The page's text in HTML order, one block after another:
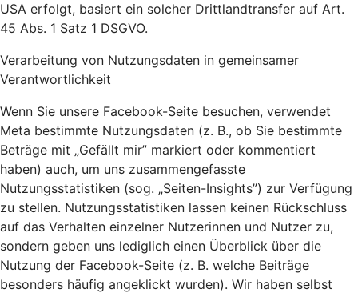
USA erfolgt, basiert ein solcher Drittlandtransfer auf Art.
45 Abs. 1 Satz 1 DSGVO.
Verarbeitung von Nutzungsdaten in gemeinsamer
Verantwortlichkeit
Wenn Sie unsere Facebook-Seite besuchen, verwendet
Meta bestimmte Nutzungsdaten (z. B., ob Sie bestimmte
Beträge mit „Gefällt mir” markiert oder kommentiert
haben) auch, um uns zusammengefasste
Nutzungsstatistiken (sog. „Seiten-Insights”) zur Verfügung
zu stellen. Nutzungsstatistiken lassen keinen Rückschluss
auf das Verhalten einzelner Nutzerinnen und Nutzer zu,
sondern geben uns lediglich einen Überblick über die
Nutzung der Facebook-Seite (z. B. welche Beiträge
besonders häufig angeklickt wurden). Wir haben selbst